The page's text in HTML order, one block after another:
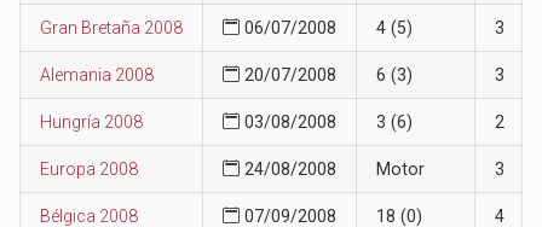
Gran Bretaña 2008 06/07/2008 4 (5) 3
Alemania 2008 20/07/2008 6 (3) 3
Hungría 2008 03/08/2008 3 (6) 2
Europa 2008 24/08/2008 Motor 3
Bélgica 2008 07/09/2008 18 (0) 4